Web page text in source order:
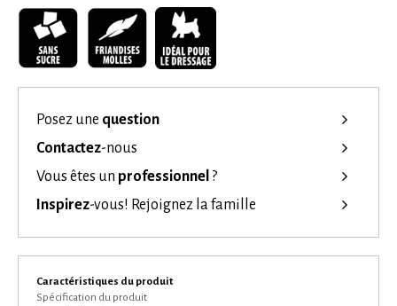
Posez une question
Contactez-nous
Vous êtes un professionnel ?
Inspirez-vous! Rejoignez la famille
Caractéristiques du produit
Spécification du produit